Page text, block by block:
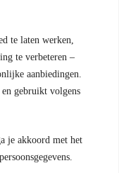
te laten werken,
te verbeteren –
aanbiedingen.
en gebruikt volgens
je akkoord met het